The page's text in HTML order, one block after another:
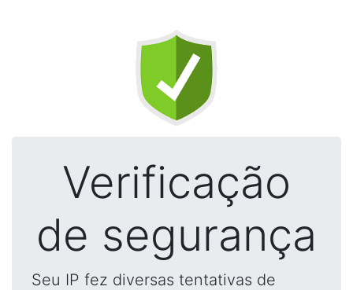
Verificação
de segurança
Seu IP fez diversas tentativas de